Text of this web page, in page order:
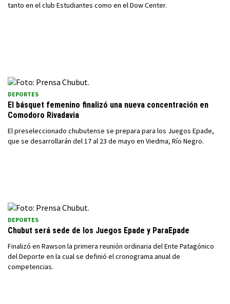
tanto en el club Estudiantes como en el Dow Center.
DEPORTES
El básquet femenino finalizó una nueva concentración en
Comodoro Rivadavia
El preseleccionado chubutense se prepara para los Juegos Epade,
que se desarrollarán del 17 al 23 de mayo en Viedma, Río Negro.
DEPORTES
Chubut será sede de los Juegos Epade y ParaEpade
Finalizó en Rawson la primera reunión ordinaria del Ente Patagónico
del Deporte en la cual se definió el cronograma anual de
competencias.